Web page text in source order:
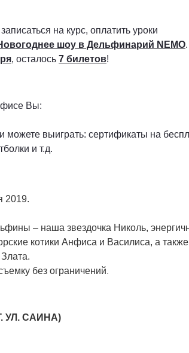
на курс, оплатить уроки
шоу в Дельфинарий NEMO.
, осталось 7 билетов!
Вы:
можете выиграть: сертификаты на
и т.д.
2019.
– наша звездочка Николь,
котики Анфиса и Василиса, а
без ограничений
УЛ. САИНА)